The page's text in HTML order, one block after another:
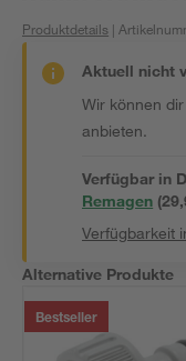
Produktdetails |
Aktuell nicht
Wir können
anbieten.
Verfügbar in
Remagen (
Verfügbarkeit
Alternative Produkte
Bestseller